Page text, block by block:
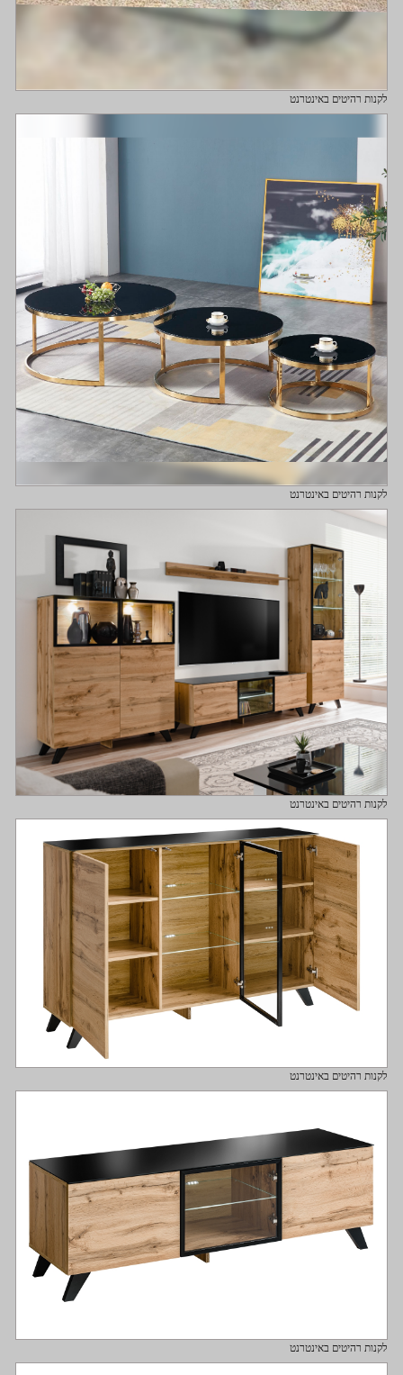
לקנות רהיטים באינטרנט
לקנות רהיטים באינטרנט
לקנות רהיטים באינטרנט
לקנות רהיטים באינטרנט
לקנות רהיטים באינטרנט